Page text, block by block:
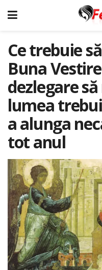
Ce trebuie
Buna
dezlegare
lumea
a alunga
tot anul